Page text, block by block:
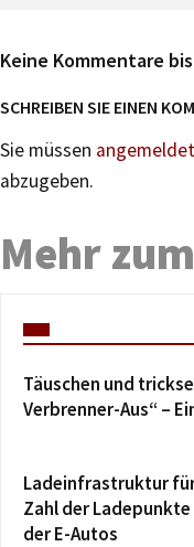
Keine Kommentare
SCHREIBEN SIE EINEN
Sie müssen angemeldet
abzugeben.
Mehr
Täuschen und
Verbrenner-Aus“ –
Ladeinfrastruktur
Zahl der
der E-Autos